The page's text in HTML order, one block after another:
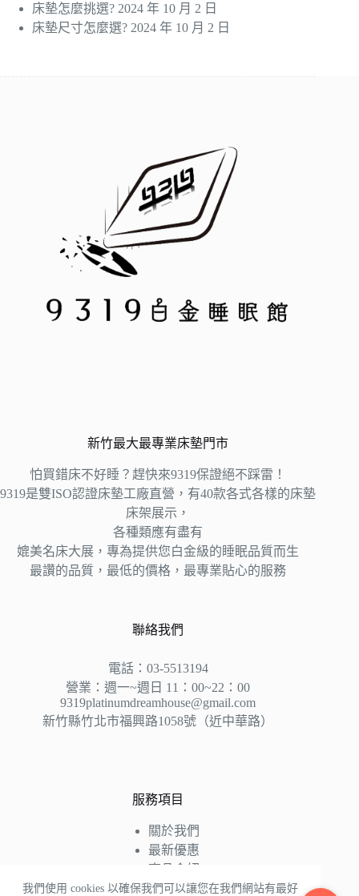
我們使用 cookies 以確保我們可以讓您在我們網站有最好
床墊怎麼挑選? 2024 年 10 月 2 日
床墊尺寸怎麼選? 2024 年 10 月 2 日
新竹最大最專業床墊門市
怕買錯床不好睡？趕快來9319保證絕不踩雷！
9319是雙ISO認證床墊工廠直營，有40款各式各樣的床墊
床架展示，
各種類應有盡有
媲美名床大展，專為提供您白金級的睡眠品質而生
最讚的品質，最低的價格，最專業貼心的服務
聯絡我們
電話：03-5513194
營業：週一~週日 11：00~22：00
9319platinumdreamhouse@gmail.com
新竹縣竹北市福興路1058號（近中華路）
服務項目
關於我們
最新優惠
商品介紹
床墊知識